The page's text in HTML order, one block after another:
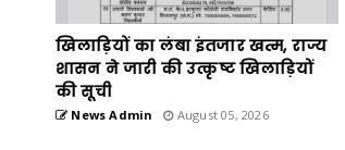
खिलाड़ियों का लंबा इंतजार खत्म, राज्य
शासन ने जारी की उत्कृष्ट खिलाड़ियों
की सूची
News Admin August 05, 2026